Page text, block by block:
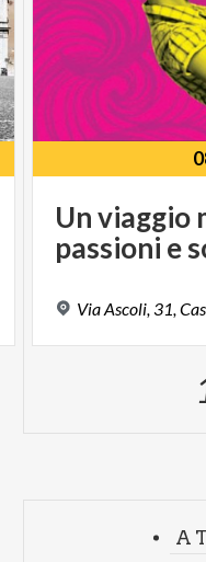
Unviaggio
passioni e
ViaAscoli,31,